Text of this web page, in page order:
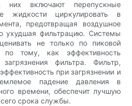
них включают перепускные
жидкости циркулировать в
предотвращая воздушное
ухудшая фильтрацию. Системы
не только по пиковой
тому, как эффективность
фильтра. Фильтр,
при загрязнении и
падение давления в
времени, обеспечит лучшую
срока службы.